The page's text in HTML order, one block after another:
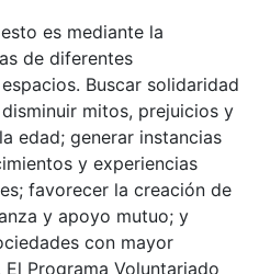
es mediante la
de diferentes
Buscar solidaridad
mitos, prejuicios y
edad; generar instancias
y experiencias
favorecer la creación de
y apoyo mutuo; y
con mayor
Programa Voluntariado